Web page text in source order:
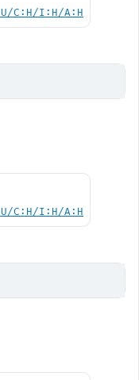
C:H/I:H/A:H
C:H/I:H/A:H